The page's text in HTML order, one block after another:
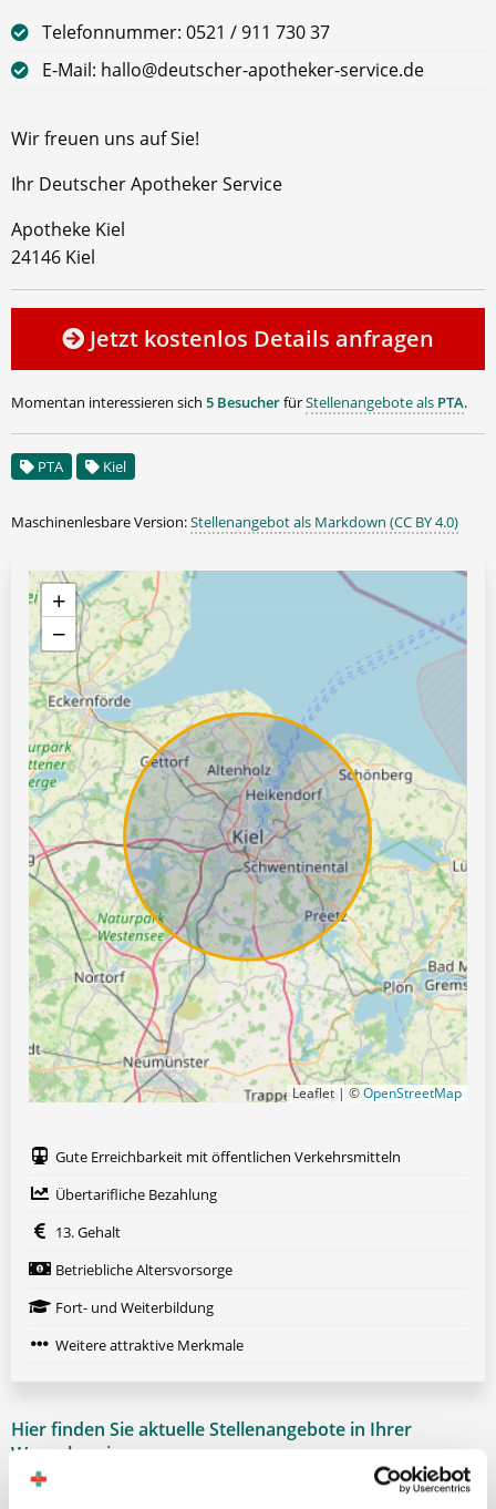
Telefonnummer: 0521 / 911 730 37
E-Mail: hallo@deutscher-apotheker-service.de
Wir freuen uns auf Sie!
Ihr Deutscher Apotheker Service
Apotheke Kiel
24146 Kiel
Jetzt kostenlos Details anfragen
Momentan interessieren sich 5 BesucherfürStellenangebote als PTA.
PTA Kiel
Maschinenlesbare Version:Stellenangebot als Markdown (CC BY 4.0)
+
−
Leaflet | ©OpenStreetMap
Gute Erreichbarkeit mit öffentlichen Verkehrsmitteln
Übertarifliche Bezahlung
13. Gehalt
Betriebliche Altersvorsorge
Fort- und Weiterbildung
Weitere attraktive Merkmale
Hier finden Sie aktuelle Stellenangebote in Ihrer
Wunschregion: